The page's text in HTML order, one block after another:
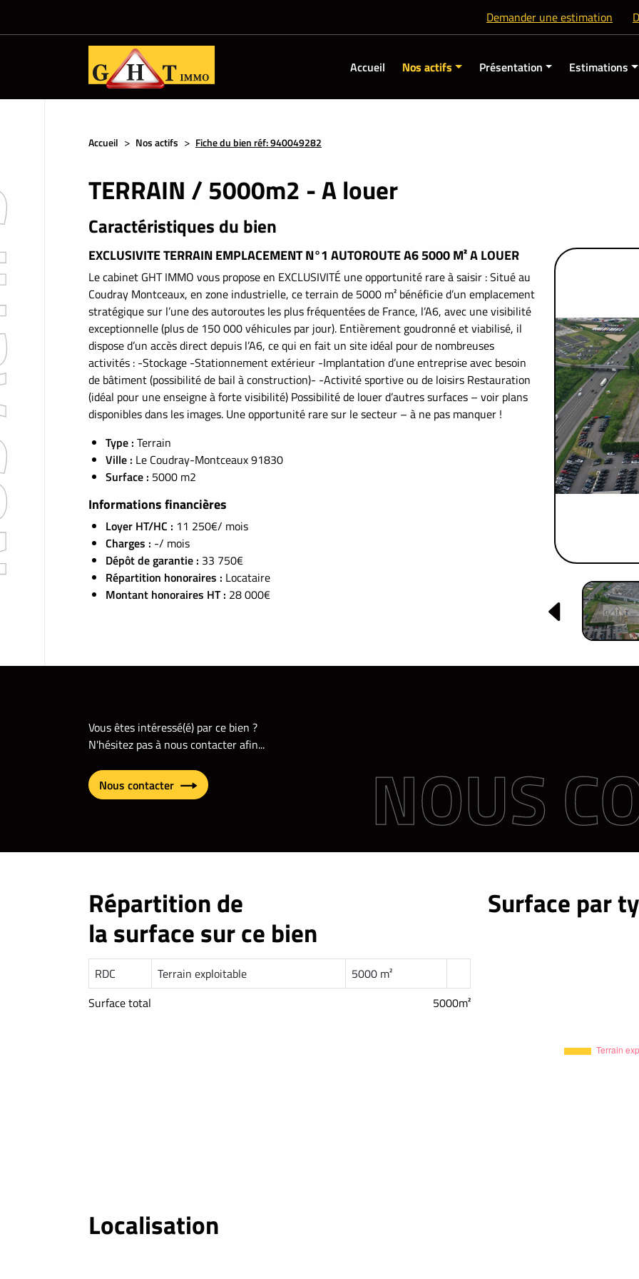
Demander une estimation
Accueil Nos actifs Présentation Estimations
Accueil Nos actifs Fiche du bien réf: 940049282
TERRAIN / 5000m2 - A louer
Caractéristiques du bien
EXCLUSIVITE TERRAIN EMPLACEMENT N°1 AUTOROUTE A6 5000 M² A LOUER
Le cabinet GHT IMMO vous propose en EXCLUSIVITÉ une opportunité rare à saisir : Situé au
Coudray Montceaux, en zone industrielle, ce terrain de 5000 m² bénéficie d’un emplacement
stratégique sur l’une des autoroutes les plus fréquentées de France, l’A6, avec une visibilité
exceptionnelle (plus de 150 000 véhicules par jour). Entièrement goudronné et viabilisé, il
dispose d’un accès direct depuis l’A6, ce qui en fait un site idéal pour de nombreuses
activités : -Stockage -Stationnement extérieur -Implantation d’une entreprise avec besoin
de bâtiment (possibilité de bail à construction)- -Activité sportive ou de loisirs Restauration
(idéal pour une enseigne à forte visibilité) Possibilité de louer d’autres surfaces – voir plans
disponibles dans les images. Une opportunité rare sur le secteur – à ne pas manquer !
Type : Terrain
Ville : Le Coudray-Montceaux 91830
Surface : 5000 m2
Informations financières
Loyer HT/HC : 11 250€/ mois
Charges : -/ mois
Dépôt de garantie : 33 750€
Répartition honoraires : Locataire
Montant honoraires HT : 28 000€
Vous êtes intéressé(é) par ce bien ?
N'hésitez pas à nous contacter afin...
Nous contacter
Répartition de
la surface sur ce bien
RDC Terrain exploitable
5000 m²
Surface total
5000m²
Surface par
Localisation